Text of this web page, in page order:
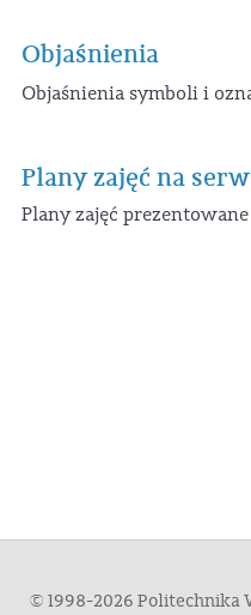
Objaśnienia
Objaśnienia symboli i
Plany zajęć na
Plany zajęć
© 1998-2026 Politechnika